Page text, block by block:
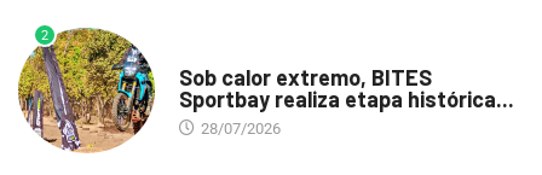
2
Sob calor extremo, BITES
Sportbay realiza etapa histórica...
28/07/2026